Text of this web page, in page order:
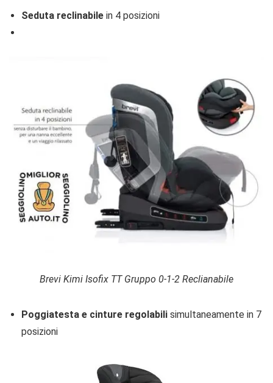
Seduta reclinabile in 4 posizioni
Brevi Kimi Isofix TT Gruppo 0-1-2 Reclianabile
Poggiatesta e cinture regolabili simultaneamente in 7
posizioni